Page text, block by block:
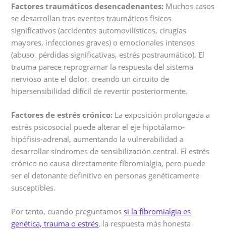
Factores traumáticos desencadenantes: Muchos casos
se desarrollan tras eventos traumáticos físicos
significativos (accidentes automovilísticos, cirugías
mayores, infecciones graves) o emocionales intensos
(abuso, pérdidas significativas, estrés postraumático). El
trauma parece reprogramar la respuesta del sistema
nervioso ante el dolor, creando un circuito de
hipersensibilidad difícil de revertir posteriormente.
Factores de estrés crónico: La exposición prolongada a
estrés psicosocial puede alterar el eje hipotálamo-
hipófisis-adrenal, aumentando la vulnerabilidad a
desarrollar síndromes de sensibilización central. El estrés
crónico no causa directamente fibromialgia, pero puede
ser el detonante definitivo en personas genéticamente
susceptibles.
Por tanto, cuando preguntamossi la fibromialgia es
genética, trauma o estrés, la respuesta más honesta